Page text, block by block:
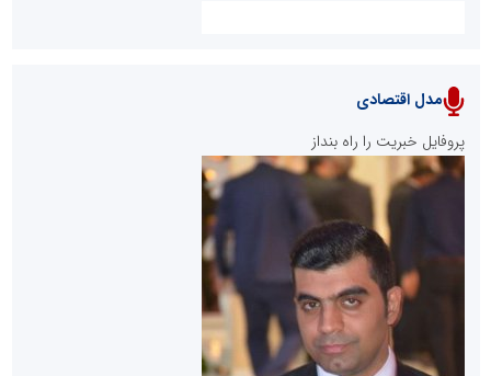
پایگاه خبری نهضت ملی مسکن
سازمان بورس و اوراق بهادار
مرجع اخبار موثق در بازارسرمایه
مدل اقتصادی
پروفایل خبریت را راه بنداز